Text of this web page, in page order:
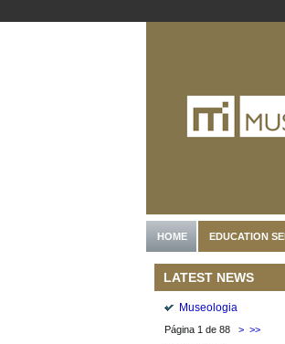
HOME EDUCATION
LATEST NEWS
Museologia
Página 1 de 88 > >>